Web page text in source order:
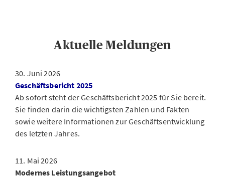
Aktuelle Meldungen
30. Juni 2026
Geschäftsbericht 2025
Ab sofort steht der Geschäftsbericht 2025 für Sie bereit.
Sie finden darin die wichtigsten Zahlen und Fakten
sowie weitere Informationen zur Geschäftsentwicklung
des letzten Jahres.
11. Mai 2026
Modernes Leistungsangebot